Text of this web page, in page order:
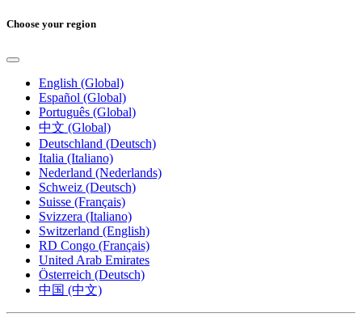
Choose your region
English (Global)
Español (Global)
Português (Global)
中文 (Global)
Deutschland (Deutsch)
Italia (Italiano)
Nederland (Nederlands)
Schweiz (Deutsch)
Suisse (Français)
Svizzera (Italiano)
Switzerland (English)
RD Congo (Français)
United Arab Emirates
Österreich (Deutsch)
中国 (中文)